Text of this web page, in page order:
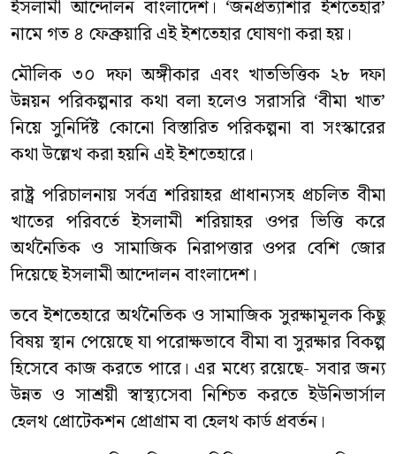
ইসলামী আন্দোলন বাংলাদেশ। ‘জনপ্রত্যাশার ইশতেহার’
নামে গত ৪ ফেব্রুয়ারি এই ইশতেহার ঘোষণা করা হয়।
মৌলিক ৩০ দফা অঙ্গীকার এবং খাতভিত্তিক ২৮ দফা
উন্নয়ন পরিকল্পনার কথা বলা হলেও সরাসরি ‘বীমা খাত’
নিয়ে সুনির্দিষ্ট কোনো বিস্তারিত পরিকল্পনা বা সংস্কারের
কথা উল্লেখ করা হয়নি এই ইশতেহারে।
রাষ্ট্র পরিচালনায় সর্বত্র শরিয়াহর প্রাধান্যসহ প্রচলিত বীমা
খাতের পরিবর্তে ইসলামী শরিয়াহর ওপর ভিত্তি করে
অর্থনৈতিক ও সামাজিক নিরাপত্তার ওপর বেশি জোর
দিয়েছে ইসলামী আন্দোলন বাংলাদেশ।
তবে ইশতেহারে অর্থনৈতিক ও সামাজিক সুরক্ষামূলক কিছু
বিষয় স্থান পেয়েছে যা পরোক্ষভাবে বীমা বা সুরক্ষার বিকল্প
হিসেবে কাজ করতে পারে। এর মধ্যে রয়েছে- সবার জন্য
উন্নত ও সাশ্রয়ী স্বাস্থ্যসেবা নিশ্চিত করতে ইউনিভার্সাল
হেলথ প্রোটেকশন প্রোগ্রাম বা হেলথ কার্ড প্রবর্তন।